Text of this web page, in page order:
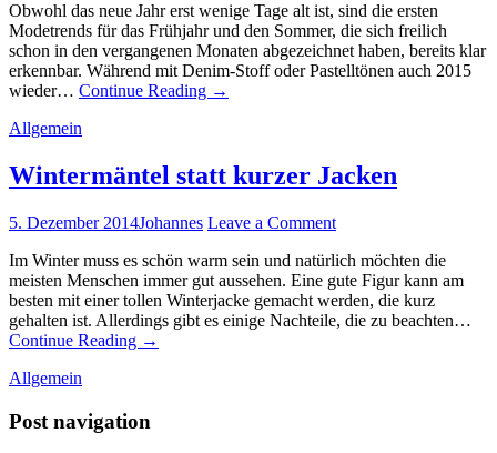
Obwohl das neue Jahr erst wenige Tage alt ist, sind die ersten
Modetrends für das Frühjahr und den Sommer, die sich freilich
schon in den vergangenen Monaten abgezeichnet haben, bereits klar
erkennbar. Während mit Denim-Stoff oder Pastelltönen auch 2015
wieder… Continue Reading →
Allgemein
Wintermäntel statt kurzer Jacken
5. Dezember 2014Johannes Leave a Comment
Im Winter muss es schön warm sein und natürlich möchten die
meisten Menschen immer gut aussehen. Eine gute Figur kann am
besten mit einer tollen Winterjacke gemacht werden, die kurz
gehalten ist. Allerdings gibt es einige Nachteile, die zu beachten…
Continue Reading →
Allgemein
Post navigation